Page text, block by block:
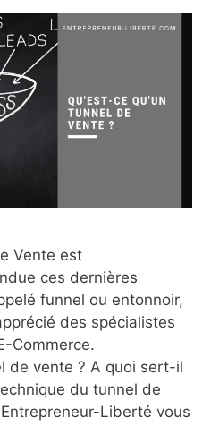
Vente est
ces dernières
funnel ou entonnoir,
des spécialistes
Commerce.
de vente ? A quoi sert-il
du tunnel de
Liberté vous